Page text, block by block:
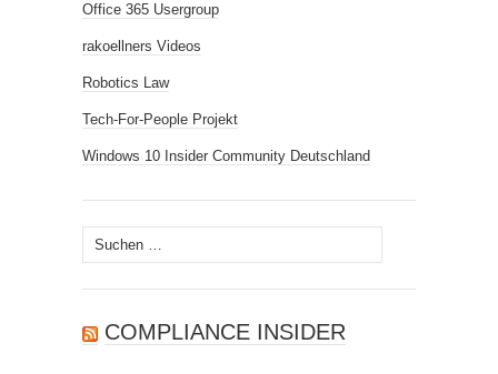
Office 365 Usergroup
rakoellners Videos
Robotics Law
Tech-For-People Projekt
Windows 10 Insider Community Deutschland
Suchen
nach:
COMPLIANCE INSIDER